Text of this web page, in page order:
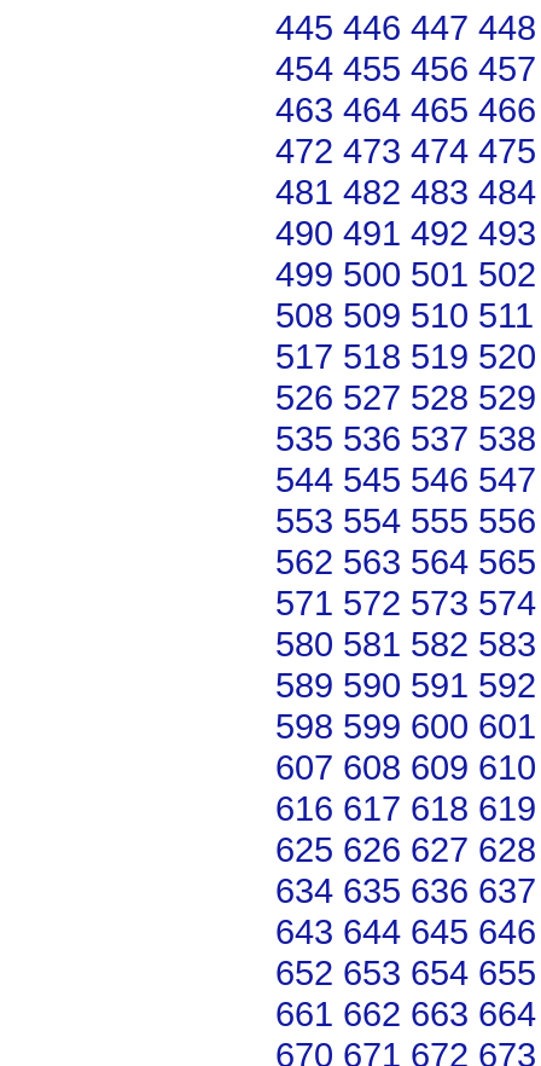
445 446 447 448
454 455 456 457
463 464 465 466
472 473 474 475
481 482 483 484
490 491 492 493
499 500 501 502
508 509 510 511
517 518 519 520
526 527 528 529
535 536 537 538
544 545 546 547
553 554 555 556
562 563 564 565
571 572 573 574
580 581 582 583
589 590 591 592
598 599 600 601
607 608 609 610
616 617 618 619
625 626 627 628
634 635 636 637
643 644 645 646
652 653 654 655
661 662 663 664
670 671 672 673